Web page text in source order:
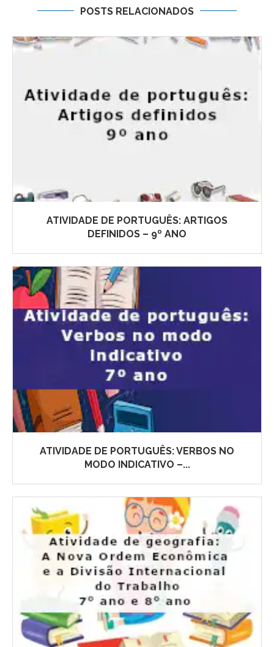
POSTS RELACIONADOS
ATIVIDADE DE PORTUGUÊS: ARTIGOS
DEFINIDOS – 9º ANO
ATIVIDADE DE PORTUGUÊS: VERBOS NO
MODO INDICATIVO –...